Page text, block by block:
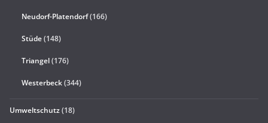
Neudorf-Platendorf(166)
Stüde(148)
Triangel(176)
Westerbeck(344)
Umweltschutz(18)